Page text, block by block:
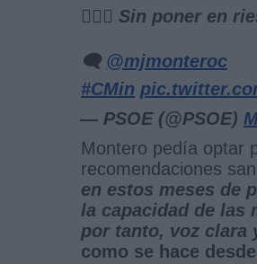
🙋🏻‍♀️ Sin poner en
🗨️ @mjmonteroc
#CMin
— PSOE (@PSOE)
Montero pedía optar
recomendaciones
en estos meses de
la capacidad de las
por tanto, voz clara
como se hace